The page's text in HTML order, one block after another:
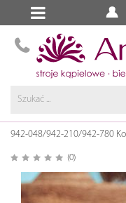
942-048/942-210/942-780
(0)